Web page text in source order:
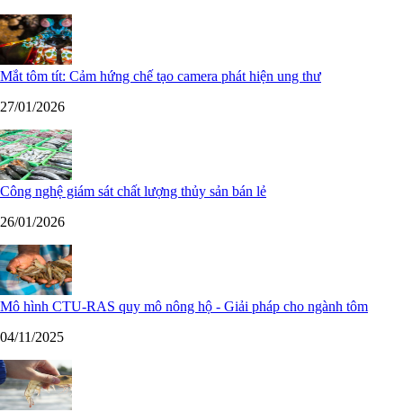
Mắt tôm tít: Cảm hứng chế tạo camera phát hiện ung thư
27/01/2026
Công nghệ giám sát chất lượng thủy sản bán lẻ
26/01/2026
Mô hình CTU-RAS quy mô nông hộ - Giải pháp cho ngành tôm
04/11/2025